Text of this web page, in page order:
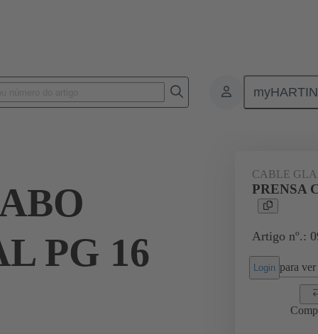
Accessories Cable glands
PG 16
CABLE
PRENSA
Artigo nº.:
Login para